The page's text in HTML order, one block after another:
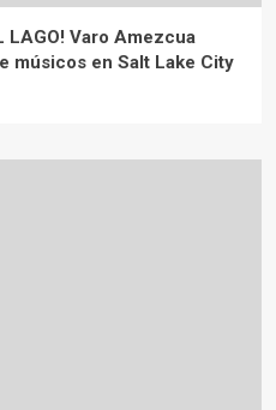
LAGO! Varo Amezcua
músicos en Salt Lake City